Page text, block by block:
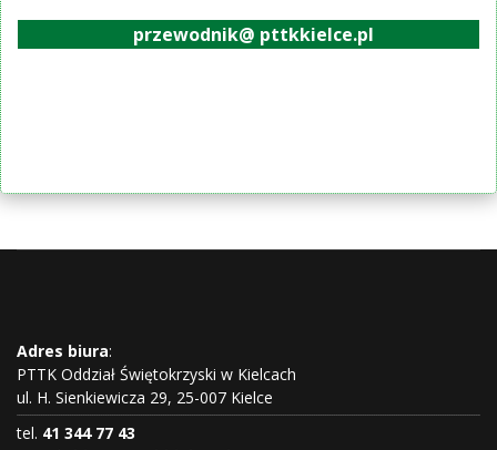
przewodnik@ pttkkielce.pl
Adres biura:
PTTK Oddział Świętokrzyski w Kielcach
ul. H. Sienkiewicza 29, 25-007 Kielce
tel. 41 344 77 43